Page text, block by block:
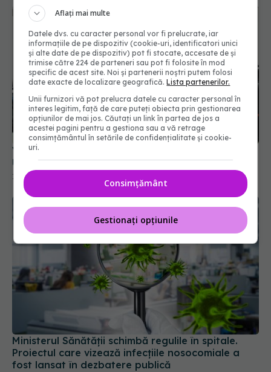
Val de angajări în spitalele și instituțiile din țară.
Unde se caută asistenți medicali și brancardieri
10 iul 2026, 08:51
Ministerul Sănătății schimbă regulile în spitale.
Proiectul care vizează infecțiile nosocomiale a
fost lansat în dezbatere publică
Aflați mai multe
Datele dvs. cu caracter personal vor fi prelucrate, iar
informațiile de pe dispozitiv (cookie-uri, identificatori unici
și alte date de pe dispozitiv) pot fi stocate, accesate de și
trimise către 224 de parteneri sau pot fi folosite în mod
specific de acest site. Noi și partenerii noștri putem folosi
date exacte de localizare geografică.Lista partenerilor.
Unii furnizori vă pot prelucra datele cu caracter personal în
interes legitim, față de care puteți obiecta prin gestionarea
opțiunilor de mai jos. Căutați un link în partea de jos a
acestei pagini pentru a gestiona sau a vă retrage
consimțământul în setările de confidențialitate și cookie-
uri.
Consimțământ
Gestionați opțiunile